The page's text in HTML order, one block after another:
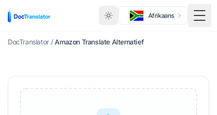
Afrikaans
DocTranslator / Amazon Translate Alternatief